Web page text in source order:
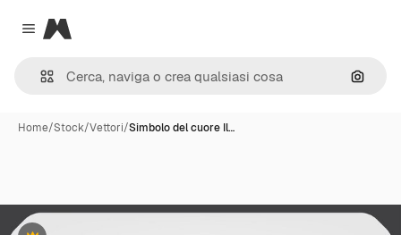
Close menu
Magnific
Cerca
Home/Stock/Vettori/Simbolo del cuore Il…